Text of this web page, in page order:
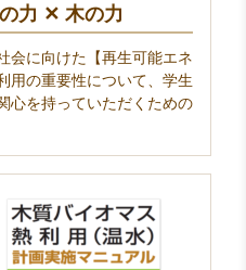
力 ✕ 木の力
会に向けた【再生可能エネ
用の重要性について、学生
心を持っていただくための